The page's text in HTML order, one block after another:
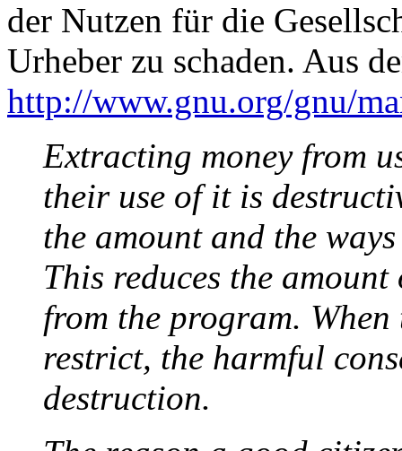
der Nutzen für die
Urheber zu schaden. Aus
http://www.gnu.org/gnu/
Extracting money from
their use of it is
the amount and the
This reduces the
from the program.
restrict, the harmful
destruction.